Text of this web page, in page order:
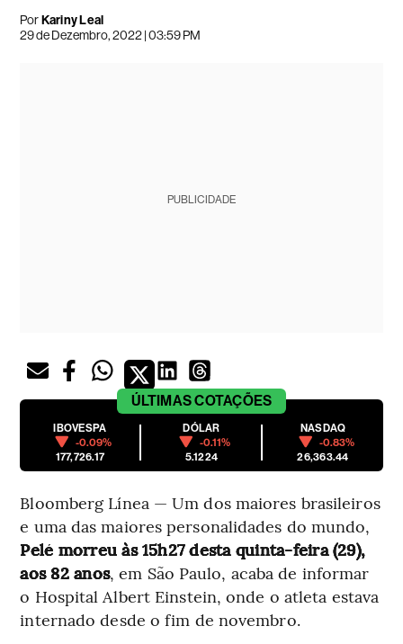
PorKariny Leal
29 de Dezembro, 2022 | 03:59 PM
PUBLICIDADE
ÚLTIMASCOTAÇÕES
IBOVESPA
-0.09%
177,726.17
DÓLAR
-0.11%
5.1224
NASDAQ
-0.83%
26,363.44
Bloomberg Línea — Um dos maiores brasileiros
e uma das maiores personalidades do mundo,
Pelé morreu às 15h27 desta quinta-feira (29),
aos 82 anos, em São Paulo, acaba de informar
o Hospital Albert Einstein, onde o atleta estava
internado desde o fim de novembro.